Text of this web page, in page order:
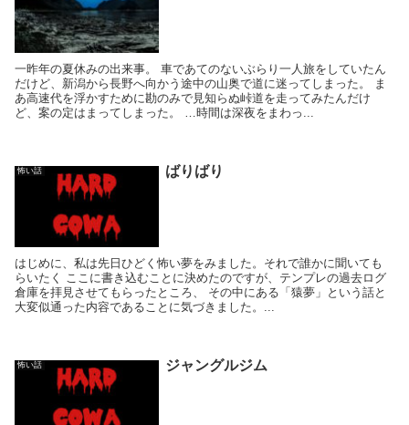
一昨年の夏休みの出来事。 車であてのないぶらり一人旅をしていたん
だけど、新潟から長野へ向かう途中の山奥で道に迷ってしまった。 ま
あ高速代を浮かすために勘のみで見知らぬ峠道を走ってみたんだけ
ど、案の定はまってしまった。 …時間は深夜をまわっ...
怖い話 ばりばり
はじめに、私は先日ひどく怖い夢をみました。それで誰かに聞いても
らいたく ここに書き込むことに決めたのですが、テンプレの過去ログ
倉庫を拝見させてもらったところ、 その中にある「猿夢」という話と
大変似通った内容であることに気づきました。...
怖い話 ジャングルジム